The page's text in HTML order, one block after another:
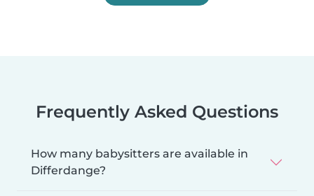
Frequently Asked Questions
How many babysitters are available in
Differdange?